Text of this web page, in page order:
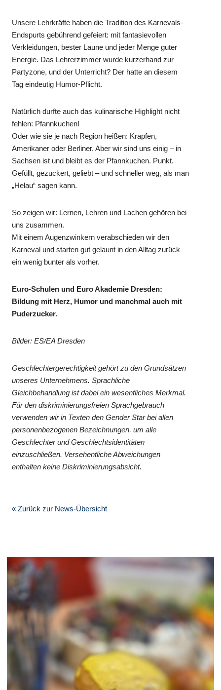
Unsere Lehrkräfte haben die Tradition des Karnevals-
Endspurts gebührend gefeiert: mit fantasievollen
Verkleidungen, bester Laune und jeder Menge guter
Energie. Das Lehrerzimmer wurde kurzerhand zur
Partyzone, und der Unterricht? Der hatte an diesem
Tag eindeutig Humor-Pflicht.
Natürlich durfte auch das kulinarische Highlight nicht
fehlen: Pfannkuchen!
Oder wie sie je nach Region heißen: Krapfen,
Amerikaner oder Berliner. Aber wir sind uns einig – in
Sachsen ist und bleibt es der Pfannkuchen. Punkt.
Gefüllt, gezuckert, geliebt – und schneller weg, als man
„Helau“ sagen kann.
So zeigen wir: Lernen, Lehren und Lachen gehören bei
uns zusammen.
Mit einem Augenzwinkern verabschieden wir den
Karneval und starten gut gelaunt in den Alltag zurück –
ein wenig bunter als vorher.
Euro-Schulen und Euro Akademie Dresden:
Bildung mit Herz, Humor und manchmal auch mit
Puderzucker.
Bilder: ES/EA Dresden
Geschlechtergerechtigkeit gehört zu den Grundsätzen
unseres Unternehmens. Sprachliche
Gleichbehandlung ist dabei ein wesentliches Merkmal.
Für den diskriminierungsfreien Sprachgebrauch
verwenden wir in Texten den Gender Star bei allen
personenbezogenen Bezeichnungen, um alle
Geschlechter und Geschlechtsidentitäten
einzuschließen. Versehentliche Abweichungen
enthalten keine Diskriminierungsabsicht.
« Zurück zur News-Übersicht